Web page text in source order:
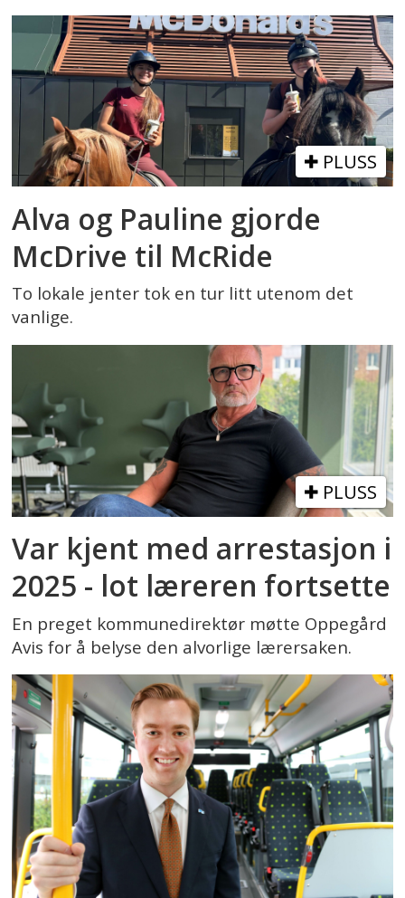
PLUSS
Alva og Pauline gjorde
McDrive til McRide
To lokale jenter tok en tur litt utenom det
vanlige.
PLUSS
Var kjent med arrestasjon i
2025 - lot læreren fortsette
En preget kommunedirektør møtte Oppegård
Avis for å belyse den alvorlige lærersaken.